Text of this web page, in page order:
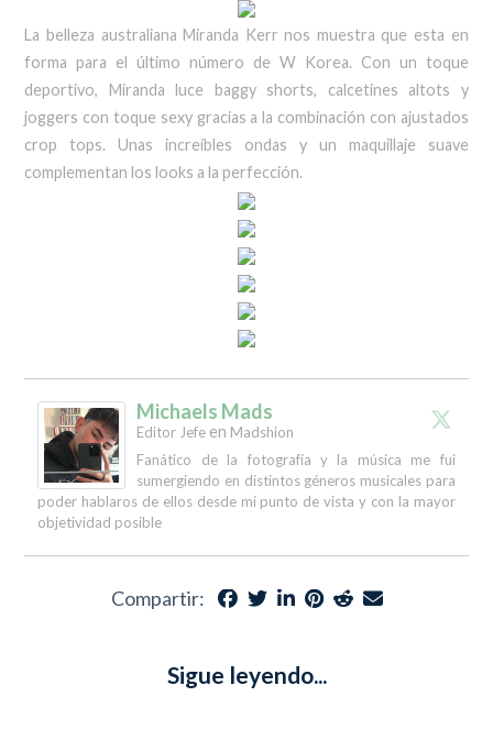
La belleza australiana Miranda Kerr nos muestra que esta en
forma para el último número de W Korea. Con un toque
deportivo, Miranda luce baggy shorts, calcetines altots y
joggers con toque sexy gracias a la combinación con ajustados
crop tops. Unas increíbles ondas y un maquillaje suave
complementan los looks a la perfección.
Michaels Mads
Editor Jefe en Madshion
Fanático de la fotografía y la música me fui
sumergiendo en distintos géneros musicales para
poder hablaros de ellos desde mi punto de vista y con la mayor
objetividad posible
Compartir:
Sigue leyendo...